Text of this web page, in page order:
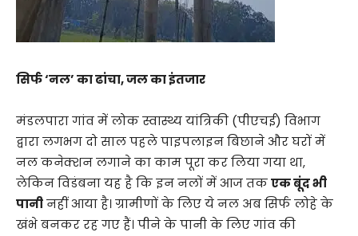
सिर्फ ‘नल’ का ढांचा, जल का इंतजार
​मंडलपारा गांव में लोक स्वास्थ्य यांत्रिकी (पीएचई) विभाग
द्वारा लगभग दो साल पहले पाइपलाइन बिछाने और घरों में
नल कनेक्शन लगाने का काम पूरा कर लिया गया था,
लेकिन विडंबना यह है कि इन नलों में आज तकएक बूंद भी
पानीनहीं आया है। ग्रामीणों के लिए ये नल अब सिर्फ लोहे के
खंभे बनकर रह गए हैं। पीने के पानी के लिए गांव की